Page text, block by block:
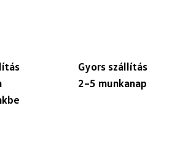
Gyors szállítás
2–5 munkanap